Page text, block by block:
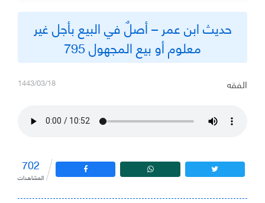
حديث ابن عمر – أصلٌ في البيع بأجل غير
معلوم أو بيع المجهول 795
1443/03/18 الفقه
702
المشاهدات